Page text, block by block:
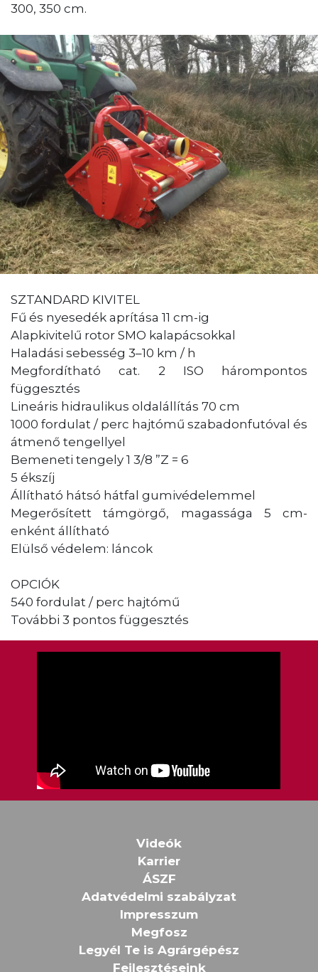
300, 350 cm.
SZTANDARD KIVITEL
Fű és nyesedék aprítása 11 cm-ig
Alapkivitelű rotor SMO kalapácsokkal
Haladási sebesség 3–10 km / h
Megfordítható cat. 2 ISO hárompontos
függesztés
Lineáris hidraulikus oldalállítás 70 cm
1000 fordulat / perc hajtómű szabadonfutóval és
átmenő tengellyel
Bemeneti tengely 1 3/8 ”Z = 6
5 ékszíj
Állítható hátsó hátfal gumivédelemmel
Megerősített támgörgő, magassága 5 cm-
enként állítható
Elülső védelem: láncok
OPCIÓK
540 fordulat / perc hajtómű
További 3 pontos függesztés
Videók
Karrier
ÁSZF
Adatvédelmi szabályzat
Impresszum
Megfosz
Legyél Te is Agrárgépész
Fejlesztéseink